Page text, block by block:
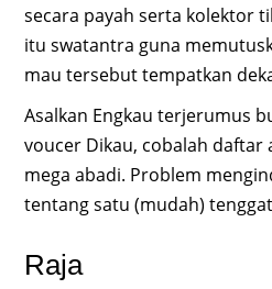
secara payah serta kolektor
itu swatantra guna
mau tersebut tempatkan
Asalkan Engkau terjerumus
voucer Dikau, cobalah daftar
mega abadi. Problem
tentang satu (mudah)
Raja